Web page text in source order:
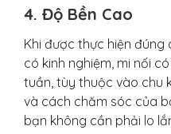
4. Độ Bền Cao
Khi được thực hiện
có kinh nghiệm, mi nối
tuần, tùy thuộc vào chu
và cách chăm sóc của
bạn không cần phải lo